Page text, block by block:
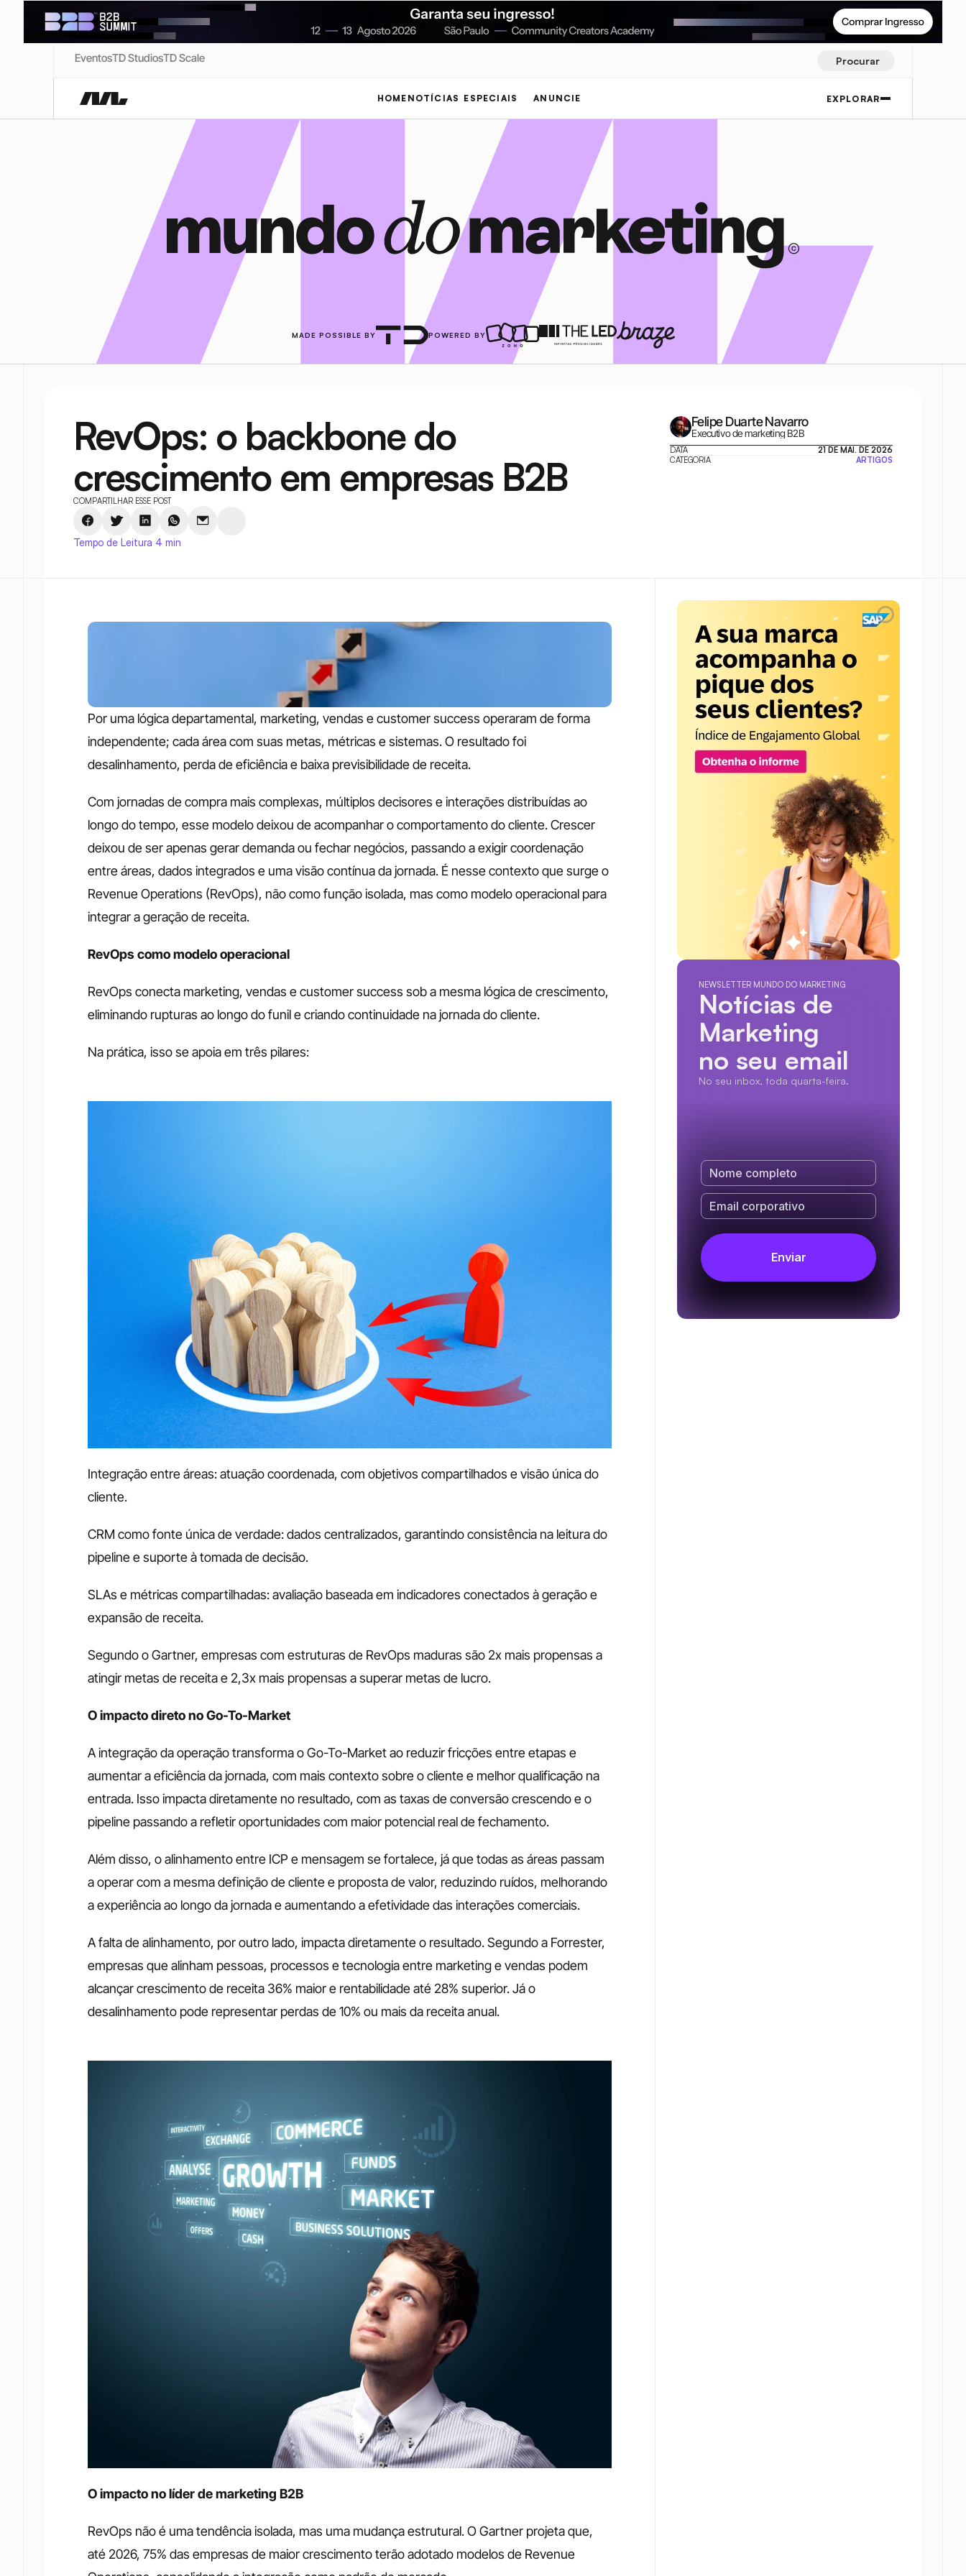
EventosTD StudiosTD Scale Procurar
HOME NOTÍCIAS ESPECIAIS ANUNCIE EXPLORAR
MADE POSSIBLE BY POWERED BY
RevOps: o backbone do
crescimento em empresas B2B
COMPARTILHAR ESSE POST
Tempo de Leitura 4 min
Felipe Duarte Navarro
Executivo de marketing B2B
DATA
21 DE MAI. DE 2026
CATEGORIA
ARTIGOS
Por uma lógica departamental, marketing, vendas e customer success operaram de forma
independente; cada área com suas metas, métricas e sistemas. O resultado foi
desalinhamento, perda de eficiência e baixa previsibilidade de receita.
Com jornadas de compra mais complexas, múltiplos decisores e interações distribuídas ao
longo do tempo, esse modelo deixou de acompanhar o comportamento do cliente. Crescer
deixou de ser apenas gerar demanda ou fechar negócios, passando a exigir coordenação
entre áreas, dados integrados e uma visão contínua da jornada. É nesse contexto que surge o
Revenue Operations (RevOps), não como função isolada, mas como modelo operacional para
integrar a geração de receita.
RevOps como modelo operacional
RevOps conecta marketing, vendas e customer success sob a mesma lógica de crescimento,
eliminando rupturas ao longo do funil e criando continuidade na jornada do cliente.
Na prática, isso se apoia em três pilares:
Integração entre áreas: atuação coordenada, com objetivos compartilhados e visão única do
cliente.
CRM como fonte única de verdade: dados centralizados, garantindo consistência na leitura do
pipeline e suporte à tomada de decisão.
SLAs e métricas compartilhadas: avaliação baseada em indicadores conectados à geração e
expansão de receita.
Segundo o Gartner, empresas com estruturas de RevOps maduras são 2x mais propensas a
atingir metas de receita e 2,3x mais propensas a superar metas de lucro.
O impacto direto no Go-To-Market
A integração da operação transforma o Go-To-Market ao reduzir fricções entre etapas e
aumentar a eficiência da jornada, com mais contexto sobre o cliente e melhor qualificação na
entrada. Isso impacta diretamente no resultado, com as taxas de conversão crescendo e o
pipeline passando a refletir oportunidades com maior potencial real de fechamento.
Além disso, o alinhamento entre ICP e mensagem se fortalece, já que todas as áreas passam
a operar com a mesma definição de cliente e proposta de valor, reduzindo ruídos, melhorando
a experiência ao longo da jornada e aumentando a efetividade das interações comerciais.
A falta de alinhamento, por outro lado, impacta diretamente o resultado. Segundo a Forrester,
empresas que alinham pessoas, processos e tecnologia entre marketing e vendas podem
alcançar crescimento de receita 36% maior e rentabilidade até 28% superior. Já o
desalinhamento pode representar perdas de 10% ou mais da receita anual.
O impacto no líder de marketing B2B
RevOps não é uma tendência isolada, mas uma mudança estrutural. O Gartner projeta que,
até 2026, 75% das empresas de maior crescimento terão adotado modelos de Revenue
NEWSLETTER MUNDO DO MARKETING
Notícias de
Marketing
no seu email
No seu inbox, toda quarta-feira.